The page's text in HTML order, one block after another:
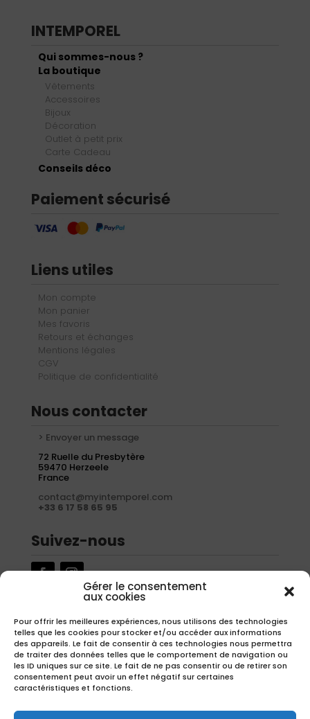
Gérer le consentement
aux cookies
Pour offrir les meilleures expériences, nous utilisons des technologies
telles que les cookies pour stocker et/ou accéder aux informations
des appareils. Le fait de consentir à ces technologies nous permettra
de traiter des données telles que le comportement de navigation ou
les ID uniques sur ce site. Le fait de ne pas consentir ou de retirer son
consentement peut avoir un effet négatif sur certaines
caractéristiques et fonctions.
INTEMPOREL
Qui sommes-nous ?
La boutique
Vêtements
Accessoires
Bijoux
Décoration
Outlet à petit prix
Carte Cadeau
Conseils déco
Paiement sécurisé
Liens utiles
Mon compte
Mon panier
Mes favoris
Retours et échanges
Mentions légales
CGV
Politique de confidentialité
Nous contacter
> Envoyer un message
72 Ruelle du Presbytère
59470 Herzeele
France
contact@myintemporel.com
+33 6 17 58 65 95
Suivez-nous
Inscrivez-vous à notre newsletter pour recevoir nos offres
exclusives.
S'inscrire